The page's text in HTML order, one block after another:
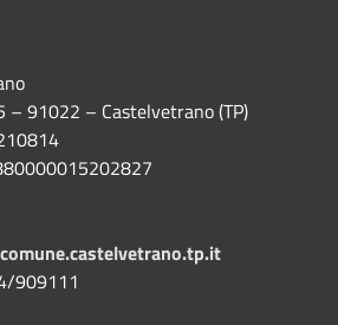
– 91022 – Castelvetrano (TP)
909111